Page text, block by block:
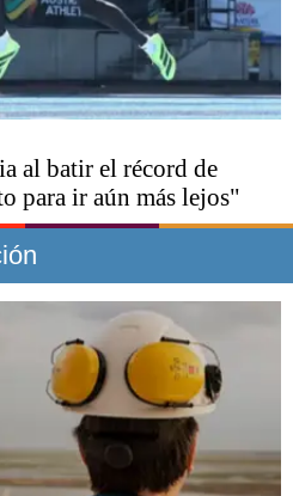
al batir el récord de
para ir aún más lejos"